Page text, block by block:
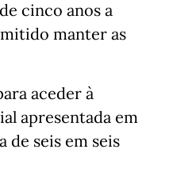
cinco anos a
manter as
aceder à
apresentada em
de seis em seis